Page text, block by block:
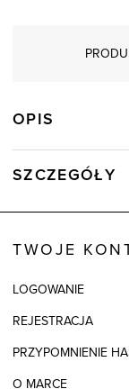
OPIS
SZCZEGÓŁY
Kolor
TWOJE
LOGOWANIE
REJESTRACJA
PRZYPOMNIENIE
O MARCE